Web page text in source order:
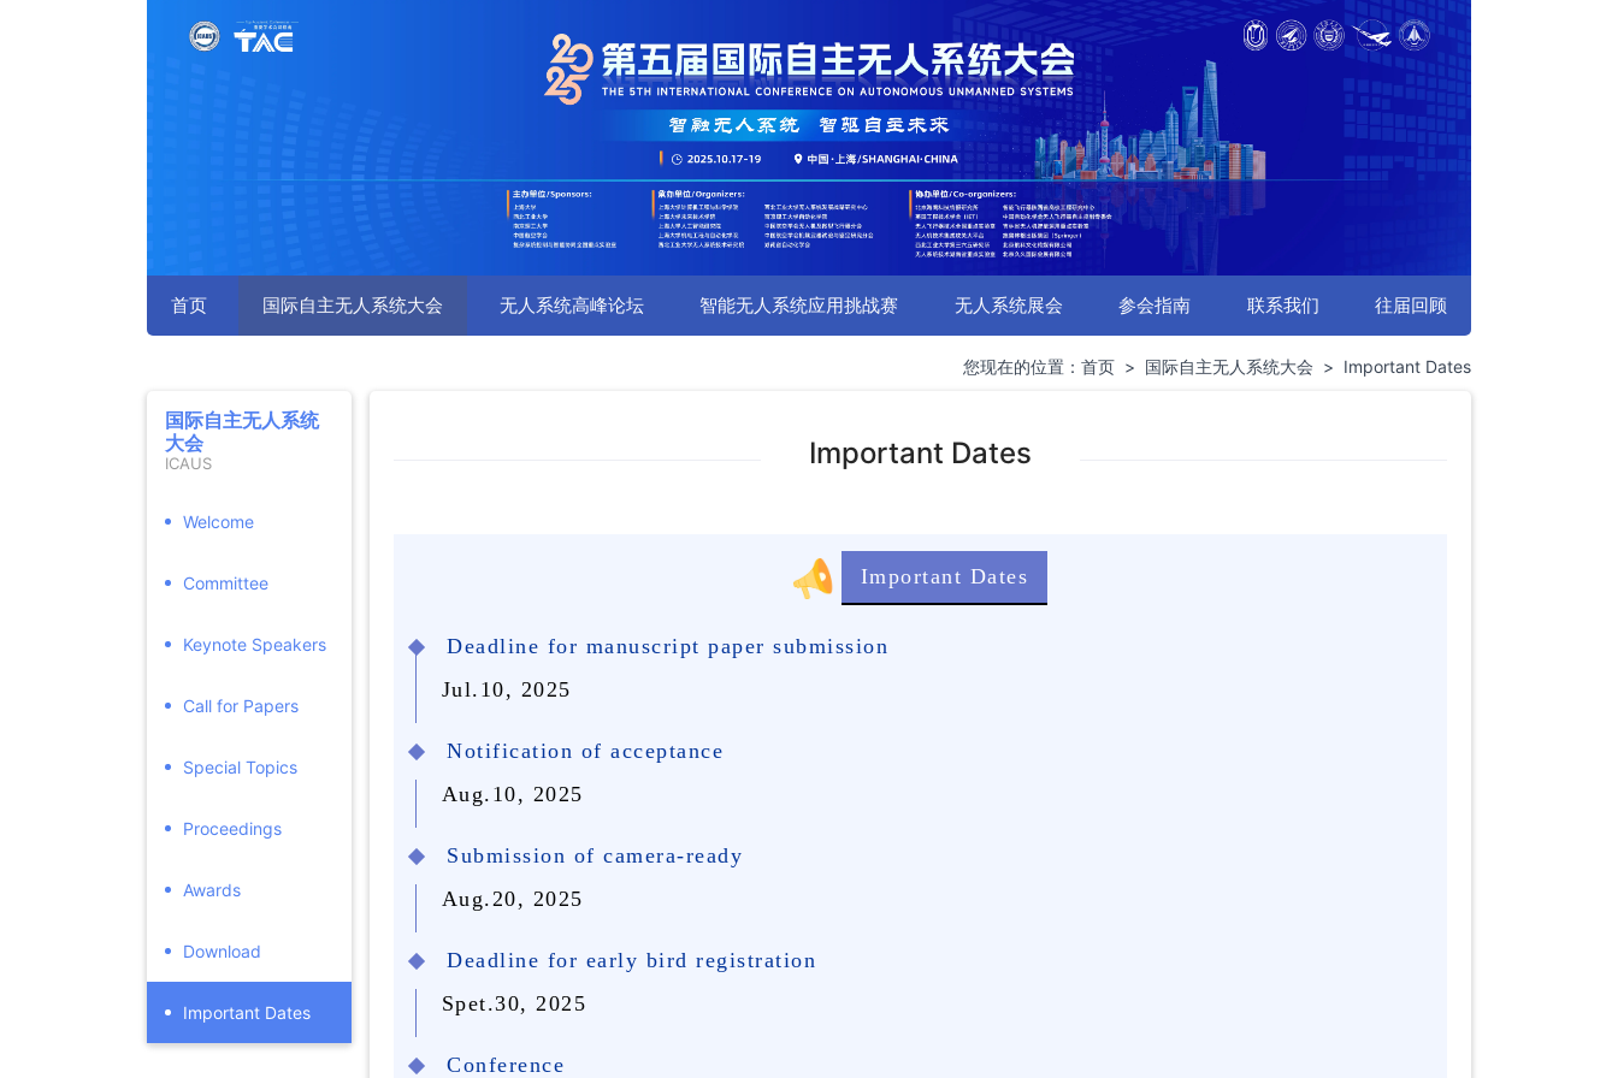
首页 国际自主无人系统大会 无人系统高峰论坛 智能无人系统应用挑战赛 无人系统展会 参会指南 联系我们 往届回顾
您现在的位置： 首页 > 国际自主无人系统大会 > Important Dates
国际自主无人系统
大会
ICAUS
Welcome
Committee
Keynote Speakers
Call for Papers
Special Topics
Proceedings
Awards
Download
Important Dates
Important Dates
Important Dates
Deadline for manuscript paper submission
Jul.10, 2025
Notification of acceptance
Aug.10, 2025
Submission of camera-ready
Aug.20, 2025
Deadline for early bird registration
Spet.30, 2025
Conference